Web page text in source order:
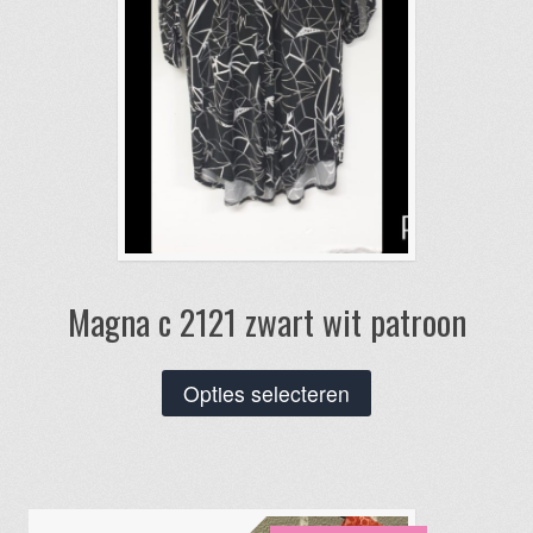
Magna c 2121 zwart wit patroon
Opties selecteren
product
variaties.